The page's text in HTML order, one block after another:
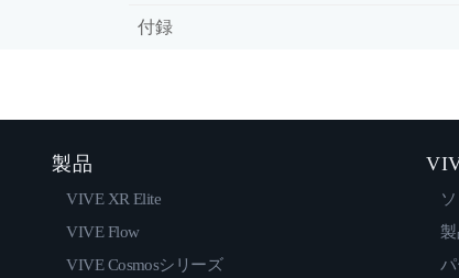
付録
製品
VIVE XR Elite
VIVE Flow
VIVE Cosmosシリーズ